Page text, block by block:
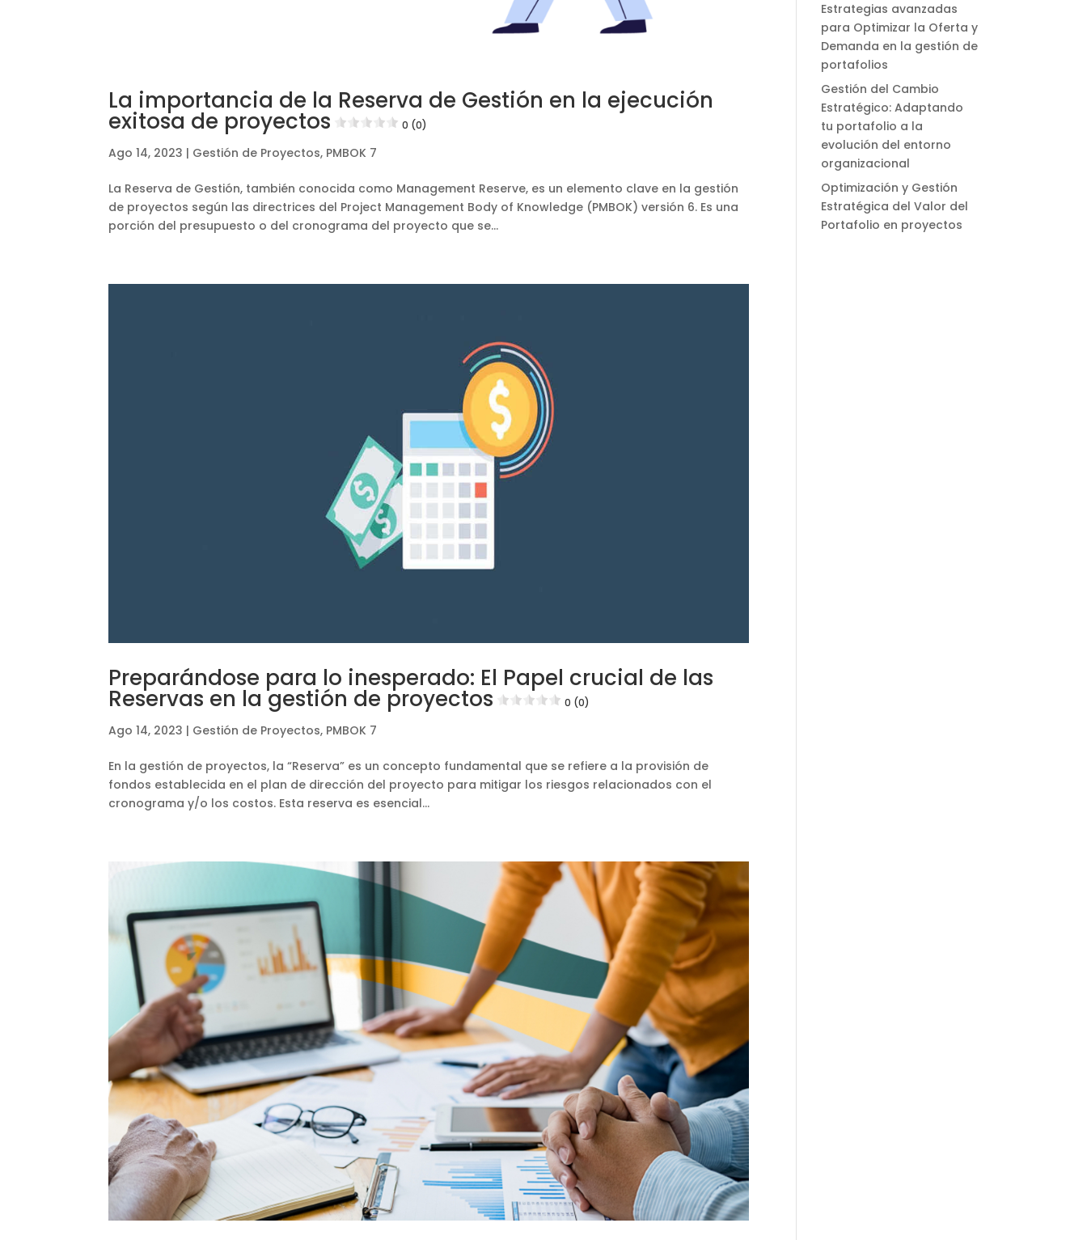
La importancia de la Reserva de Gestión en la ejecución
exitosa de proyectos 0 (0)
Ago 14, 2023 | Gestión de Proyectos, PMBOK 7
La Reserva de Gestión, también conocida como Management Reserve, es un elemento clave en la gestión
de proyectos según las directrices del Project Management Body of Knowledge (PMBOK) versión 6. Es una
porción del presupuesto o del cronograma del proyecto que se...
Preparándose para lo inesperado: El Papel crucial de las
Reservas en la gestión de proyectos 0 (0)
Ago 14, 2023 | Gestión de Proyectos, PMBOK 7
En la gestión de proyectos, la “Reserva” es un concepto fundamental que se refiere a la provisión de
fondos establecida en el plan de dirección del proyecto para mitigar los riesgos relacionados con el
cronograma y/o los costos. Esta reserva es esencial...
Estrategias avanzadas
para Optimizar la Oferta y
Demanda en la gestión de
portafolios
Gestión del Cambio
Estratégico: Adaptando
tu portafolio a la
evolución del entorno
organizacional
Optimización y Gestión
Estratégica del Valor del
Portafolio en proyectos